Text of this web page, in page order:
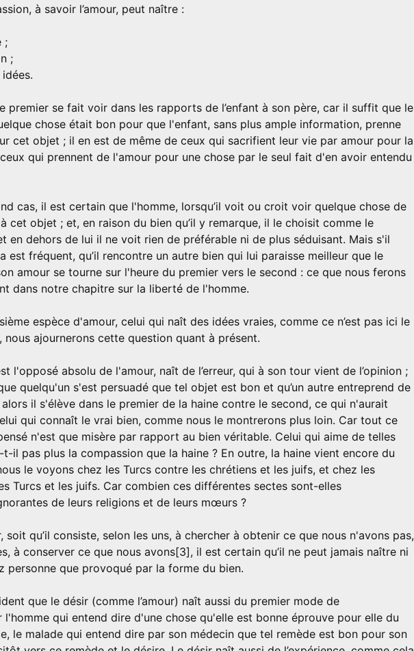
à savoir l’amour, peut naître :
;
;
premier se fait voir dans les rapports de l’enfant à son père, car il suffit que le
chose était bon pour que l'enfant, sans plus ample information, prenne
cet objet ; il en est de même de ceux qui sacrifient leur vie par amour pour la
qui prennent de l'amour pour une chose par le seul fait d'en avoir entendu
cas, il est certain que l'homme, lorsqu’il voit ou croit voir quelque chose de
cet objet ; et, en raison du bien qu’il y remarque, il le choisit comme le
en dehors de lui il ne voit rien de préférable ni de plus séduisant. Mais s'il
est fréquent, qu’il rencontre un autre bien qui lui paraisse meilleur que le
amour se tourne sur l'heure du premier vers le second : ce que nous ferons
dans notre chapitre sur la liberté de l'homme.
espèce d'amour, celui qui naît des idées vraies, comme ce n’est pas ici le
nous ajournerons cette question quant à présent.
l'opposé absolu de l'amour, naît de l’erreur, qui à son tour vient de l’opinion ;
quelqu'un s'est persuadé que tel objet est bon et qu’un autre entreprend de
il s'élève dans le premier de la haine contre le second, ce qui n'aurait
qui connaît le vrai bien, comme nous le montrerons plus loin. Car tout ce
n'est que misère par rapport au bien véritable. Celui qui aime de telles
t-il pas plus la compassion que la haine ? En outre, la haine vient encore du
le voyons chez les Turcs contre les chrétiens et les juifs, et chez les
Turcs et les juifs. Car combien ces différentes sectes sont-elles
de leurs religions et de leurs mœurs ?
soit qu’il consiste, selon les uns, à chercher à obtenir ce que nous n'avons pas,
à conserver ce que nous avons[3], il est certain qu’il ne peut jamais naître ni
personne que provoqué par la forme du bien.
que le désir (comme l’amour) naît aussi du premier mode de
l'homme qui entend dire d'une chose qu'elle est bonne éprouve pour elle du
le malade qui entend dire par son médecin que tel remède est bon pour son